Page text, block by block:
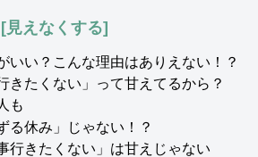
いい？こんな理由はありえない！？
きたくない」って甘えてるから？
も
る休み」じゃない！？
行きたくない」は甘えじゃない